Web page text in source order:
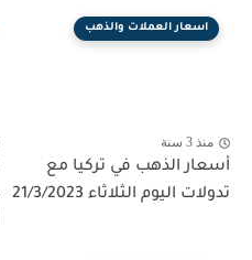
اسعار العملات والذهب
منذ 3 سنة
أسعار الذهب في تركيا مع
تدولات اليوم الثلاثاء 21/3/2023